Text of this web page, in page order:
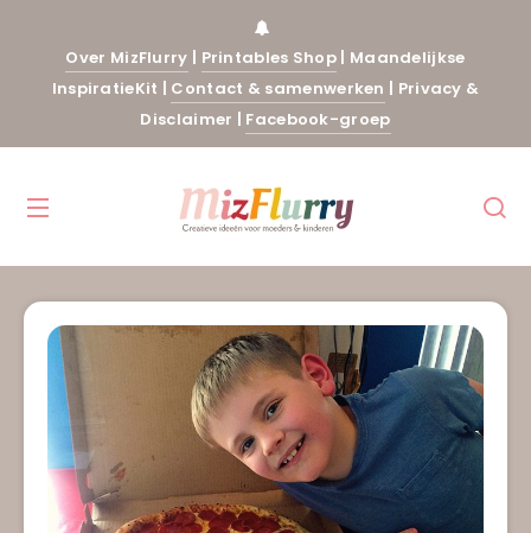
Over MizFlurry | Printables Shop | Maandelijkse
InspiratieKit | Contact & samenwerken | Privacy &
Disclaimer | Facebook-groep